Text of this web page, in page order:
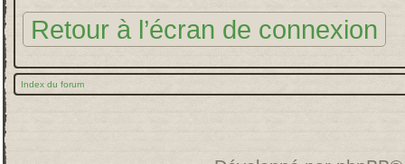
Retour à l’écran de connexion
Index du forum